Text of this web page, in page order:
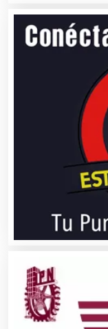
Asilos
Audio,
Audios